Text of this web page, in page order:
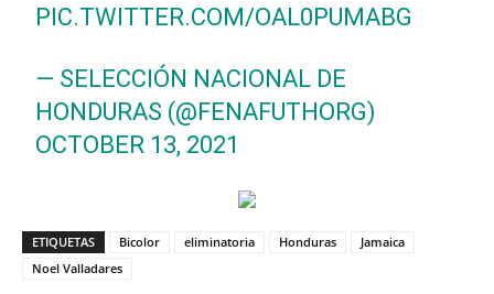
PIC.TWITTER.COM/OAL0PUMABG
— SELECCIÓN NACIONAL DE
HONDURAS (@FENAFUTHORG)
OCTOBER 13, 2021
ETIQUETAS Bicolor eliminatoria Honduras
Jamaica
Noel Valladares